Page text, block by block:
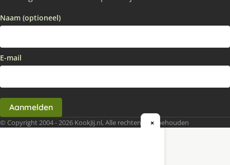
Naam (optioneel)
E-mail
Aanmelden
© Copyright 2004 - 2026 KookJij.nl, Alle rechten voorbehouden
×